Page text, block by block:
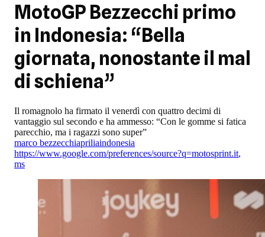
MotoGP Bezzecchi primo
in Indonesia: “Bella
giornata, nonostante il mal
di schiena”
Il romagnolo ha firmato il venerdì con quattro decimi di
vantaggio sul secondo e ha ammesso: “Con le gomme si fatica
parecchio, ma i ragazzi sono super”
marco bezzecchiapriliaindonesia
https://www.google.com/preferences/source?q=motosprint.it,
ms